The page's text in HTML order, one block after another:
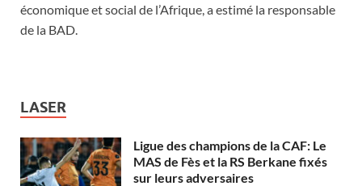
économique et social de l’Afrique, a estimé la responsable
de la BAD.
LASER
Ligue des champions de la CAF: Le
MAS de Fès et la RS Berkane fixés
sur leurs adversaires